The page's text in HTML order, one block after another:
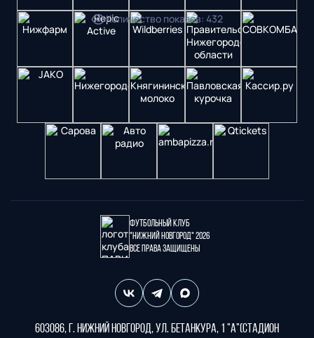
Количество показов: 432
Футбольный клуб
"Нижний Новгород" 2026
Все права защищены
603086, г. Нижний Новгород, ул. Бетанкура, 1 "А"(стадион